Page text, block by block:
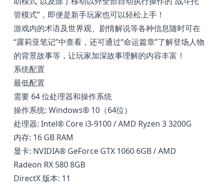
管模式”，即便是新手玩家也可以轻松上手！
游戏内的术语及世界观、剧情解说等各种信息随时可在
“露莉亚笔记”中查看，还可通过“命运篇章”了解登场人物
的背景故事等，让玩家加深故事理解的内容丰富！
系统配置
最低配置
需要 64 位处理器和操作系统
操作系统: Windows® 10（64位）
处理器: Intel® Core i3-9100 / AMD Ryzen 3 3200G
内存: 16 GB RAM
显卡: NVIDIA® GeForce GTX 1060 6GB / AMD
Radeon RX 580 8GB
DirectX 版本: 11